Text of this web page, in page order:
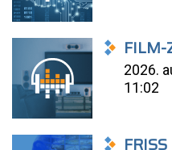
FILM-
2026.
11:02